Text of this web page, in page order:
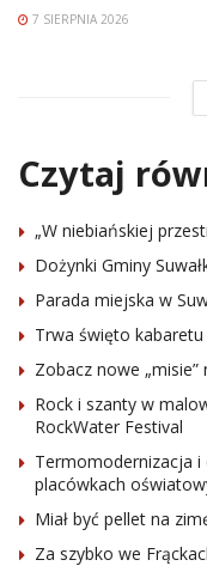
7 SIERPNIA 2026
Czytaj
„W niebiańskiej
Dożynki Gminy
Parada miejska w
Trwa święto kabaretu
Zobacz nowe „misie”
Rock i szanty w
RockWater Festival
Termomodernizacja
placówkach
Miał być pellet na
Za szybko we